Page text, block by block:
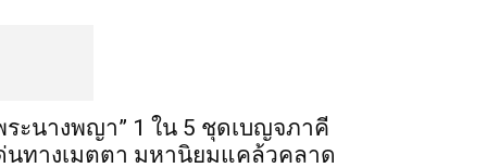
ระ​นาง​พญา” 1 ใน 5​ ชุดเบญจ​ภาคี​
นทางเมตตา​ มหา​นิยม​แคล้วคลาด​